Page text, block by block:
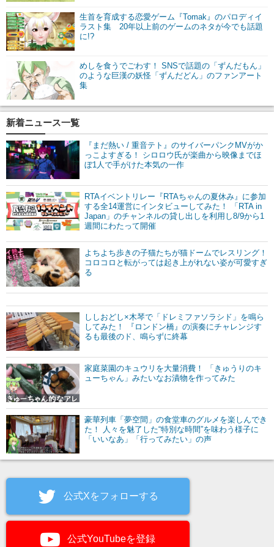
生首を育成する恋愛ゲーム『Tomak』のパロディイ
ラスト集 20年以上前のゲームのネタが今でも話題
に!?
めしを食うでごわす！ SNSで話題の「ずんだもん」
のような巨漢の妖怪「ずんだどん」のファンアート
集
新着ニュース一覧
『まだ熱い / 重音テト』のサイバーパンクMVがか
っこよすぎる！ シロロウ氏が楽曲から映像までほ
ぼ1人で手がけた本気の一作
RTAイベントリレー『RTAちゃんの夏休み』に参加
する全14運営にインタビューしてみた！ 「RTA in
Japan」のチャンネルの貸し出しを利用し8/9から1
週間にわたって開催
よちよち歩きの子猫たちが猫ドームでレスリング！
コロコロと転がっては起き上がれない姿が可愛すぎ
る
ししおどし×木琴で「ドレミファソラシド」を鳴ら
してみた！ 『ロンドン橋』の演奏にチャレンジす
るも最後のド、鳴らずに終幕
家庭菜園のキュウリを大量消費！ 「きゅうりのキ
ューちゃん」みたいなお漬物を作ってみた
豪華列車「夢空間」の食堂車のグルメを楽しんでき
た！ 人々を魅了した“特別な時間”を味わう様子に
「いいなあ」「行ってみたい」の声
公式Xをフォローする
公式YouTubeを登録